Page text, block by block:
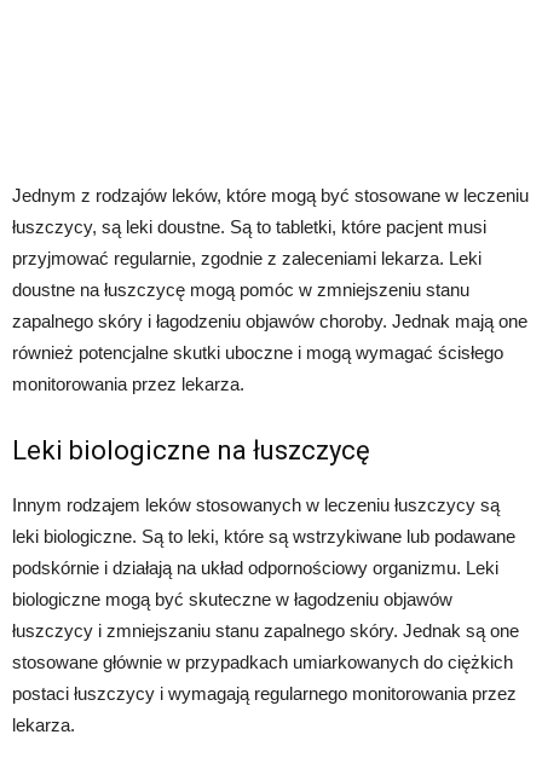
Jednym z rodzajów leków, które mogą być stosowane w leczeniu
łuszczycy, są leki doustne. Są to tabletki, które pacjent musi
przyjmować regularnie, zgodnie z zaleceniami lekarza. Leki
doustne na łuszczycę mogą pomóc w zmniejszeniu stanu
zapalnego skóry i łagodzeniu objawów choroby. Jednak mają one
również potencjalne skutki uboczne i mogą wymagać ścisłego
monitorowania przez lekarza.
Leki biologiczne na łuszczycę
Innym rodzajem leków stosowanych w leczeniu łuszczycy są
leki biologiczne. Są to leki, które są wstrzykiwane lub podawane
podskórnie i działają na układ odpornościowy organizmu. Leki
biologiczne mogą być skuteczne w łagodzeniu objawów
łuszczycy i zmniejszaniu stanu zapalnego skóry. Jednak są one
stosowane głównie w przypadkach umiarkowanych do ciężkich
postaci łuszczycy i wymagają regularnego monitorowania przez
lekarza.